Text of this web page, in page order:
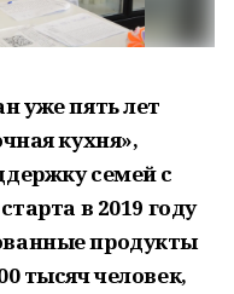
уже пять лет
кухня»,
семей с
в 2019 году
продукты
тысяч человек,